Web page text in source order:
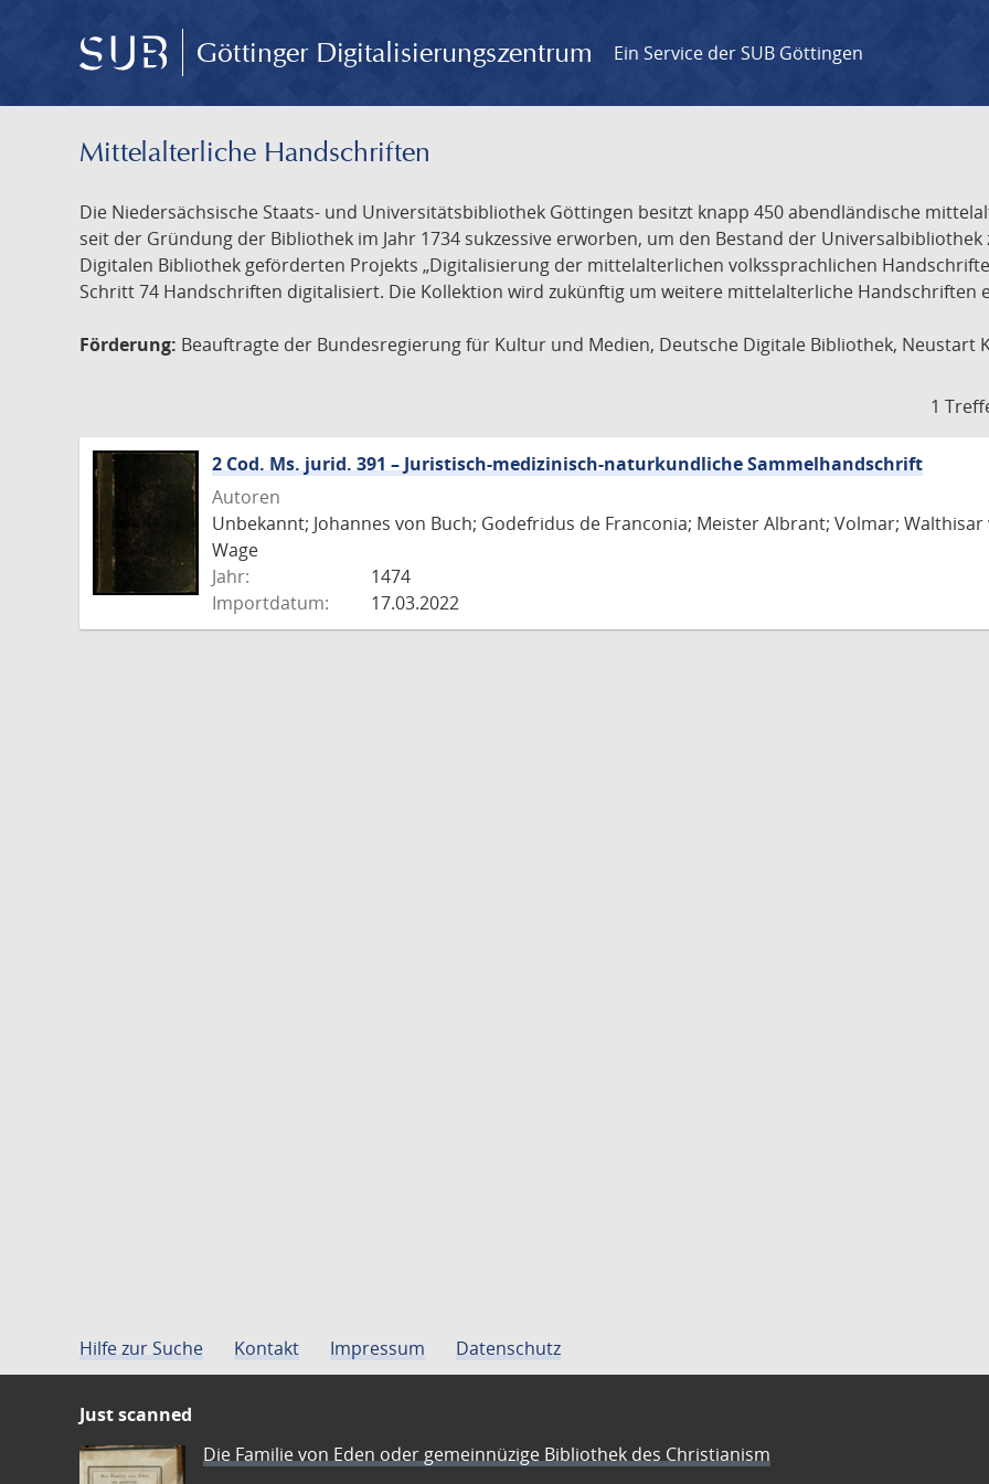
Göttinger Digitalisierungszentrum Ein Service der SUB Göttingen
Mittelalterliche Handschriften
Die Niedersächsische Staats- und Universitätsbibliothek Göttingen besitzt knapp 450 abendländische
seit der Gründung der Bibliothek im Jahr 1734 sukzessive erworben, um den Bestand der
Digitalen Bibliothek geförderten Projekts „Digitalisierung der mittelalterlichen volkssprachlichen
Schritt 74 Handschriften digitalisiert. Die Kollektion wird zukünftig um weitere mittelalterliche Handschriften
Förderung: Beauftragte der Bundesregierung für Kultur und Medien, Deutsche Digitale Bibliothek, Neustart
1
2 Cod. Ms. jurid. 391 – Juristisch-medizinisch-naturkundliche Sammelhandschrift
Autoren
Unbekannt; Johannes von Buch; Godefridus de Franconia; Meister Albrant; Volmar;
Wage
Jahr:
1474
Importdatum:
17.03.2022
Hilfe zur Suche Kontakt Impressum Datenschutz
Just scanned
Die Familie von Eden oder gemeinnüzige Bibliothek des Christianism